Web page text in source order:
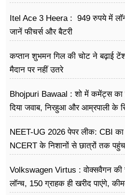
Itel Ace 3 Heera : 949 रुपये में
जानें फीचर्स और बैटरी
कप्तान शुभमन गिल की चोट ने बढ़ाई
मैदान पर नहीं उतरे
Bhojpuri Bawaal : शो में कमेंट्स का
दिया जवाब, निरहुआ और आम्रपाली के
NEET-UG 2026 पेपर लीक: CBI का
NCERT के निशानों से छात्रों तक
Volkswagen Virtus : वोक्सवैगन की
लॉन्च, 150 ग्राहक ही खरीद पाएंगे,